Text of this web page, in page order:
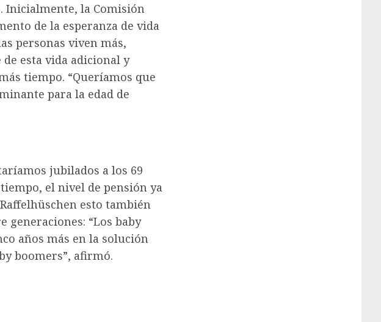
Inicialmente, la Comisión
de la esperanza de vida
personas viven más,
esta vida adicional y
tiempo. “Queríamos que
para la edad de
jubilados a los 69
el nivel de pensión ya
esto también
generaciones: “Los baby
años más en la solución
boomers”, afirmó.